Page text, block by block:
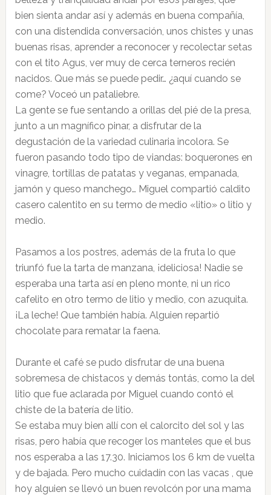
bien sienta andar así y además en buena compañía,
con una distendida conversación, unos chistes y unas
buenas risas, aprender a reconocer y recolectar setas
con el tito Agus, ver muy de cerca terneros recién
nacidos. Que más se puede pedir… ¿aquí cuando se
come? Voceó un pataliebre.
La gente se fue sentando a orillas del pié de la presa,
junto a un magnífico pinar, a disfrutar de la
degustación de la variedad culinaria incolora. Se
fueron pasando todo tipo de viandas: boquerones en
vinagre, tortillas de patatas y veganas, empanada,
jamón y queso manchego… Miguel compartió caldito
casero calentito en su termo de medio «litio» o litio y
medio.
Pasamos a los postres, además de la fruta lo que
triunfó fue la tarta de manzana, ¡deliciosa! Nadie se
esperaba una tarta así en pleno monte, ni un rico
cafelito en otro termo de litio y medio, con azuquita.
¡La leche! Que también había. Alguien repartió
chocolate para rematar la faena.
Durante el café se pudo disfrutar de una buena
sobremesa de chistacos y demás tontás, como la del
litio que fue aclarada por Miguel cuando contó el
chiste de la batería de litio.
Se estaba muy bien allí con el calorcito del sol y las
risas, pero había que recoger los manteles que el bus
nos esperaba a las 17.30. Iniciamos los 6 km de vuelta
y de bajada. Pero mucho cuidadín con las vacas , que
hoy alguien se llevó un buen revolcón por una mama